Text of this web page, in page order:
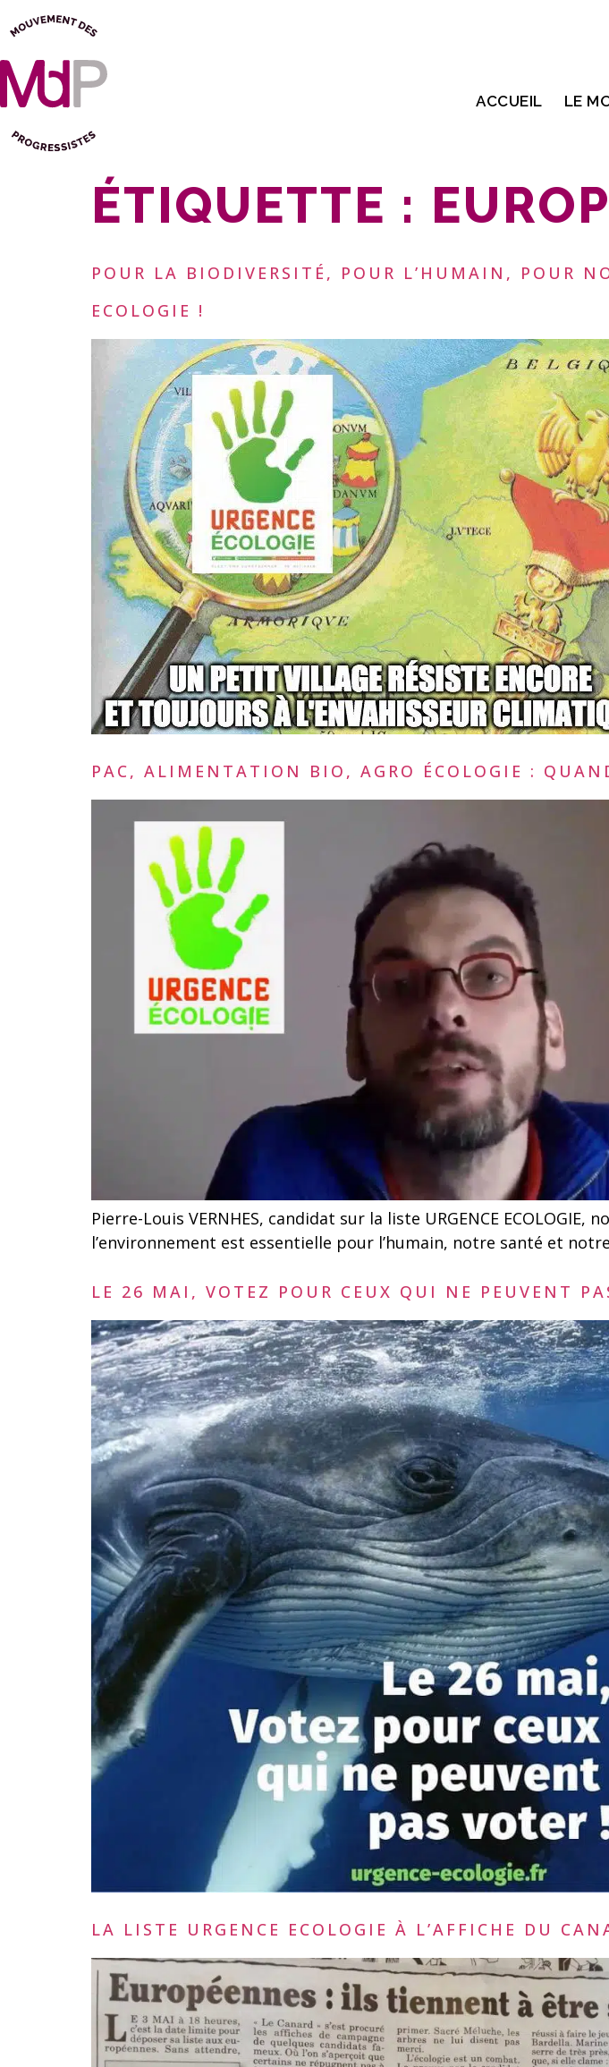
ACCUEIL LE
ÉTIQUETTE :
POUR LA BIODIVERSITÉ, POUR L’HUMAIN, POUR
ECOLOGIE !
PAC, ALIMENTATION BIO, AGRO ÉCOLOGIE :
Pierre-Louis VERNHES, candidat sur la liste URGENCE
l’environnement est essentielle pour l’humain, notre santé et
LE 26 MAI, VOTEZ POUR CEUX QUI NE PEUVENT
LA LISTE URGENCE ECOLOGIE À L’AFFICHE DU